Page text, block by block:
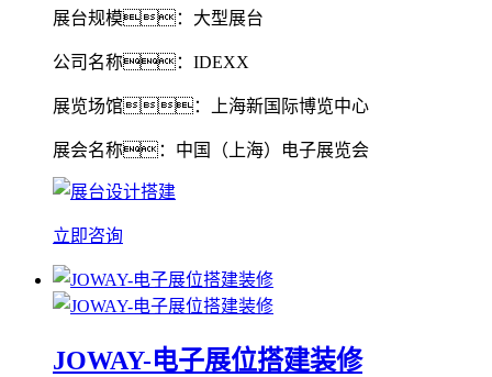
展台规模：大型展台
公司名称：IDEXX
展览场馆：上海新国际博览中心
展会名称：中国（上海）电子展览会
立即咨询
JOWAY-电子展位搭建装修